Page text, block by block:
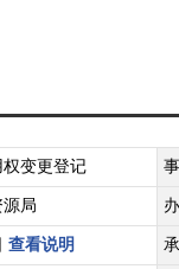
变更登记
局
查看说明